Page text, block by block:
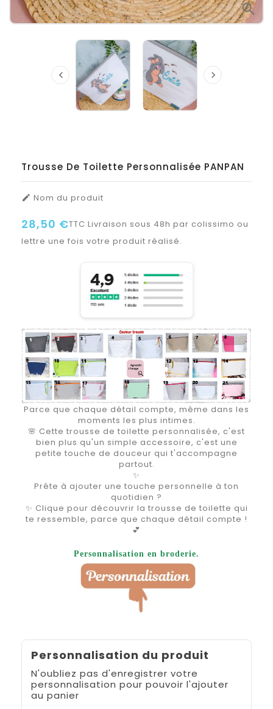

 
Trousse De Toilette Personnalisée PANPAN
 Nom du produit
28,50 €TTC Livraison sous 48h par colissimo ou
lettre une fois votre produit réalisé.
Parce que chaque détail compte, même dans les
moments les plus intimes.
🌸 Cette trousse de toilette personnalisée, c'est
bien plus qu'un simple accessoire, c'est une
petite touche de douceur qui t'accompagne
partout.
✨
Prête à ajouter une touche personnelle à ton
quotidien ?
✨ Clique pour découvrir la trousse de toilette qui
te ressemble, parce que chaque détail compte !
💕
Personnalisation en broderie.
Personnalisation du produit
N'oubliez pas d'enregistrer votre
personnalisation pour pouvoir l'ajouter
au panier